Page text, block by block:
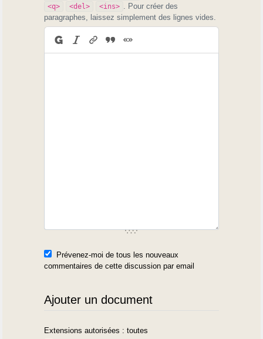
<q> <del> <ins>
. Pour créer des
paragraphes, laissez simplement des lignes vides.
Prévenez-moi de tous les nouveaux
commentaires de cette discussion par email
Ajouter un document
Extensions autorisées : toutes